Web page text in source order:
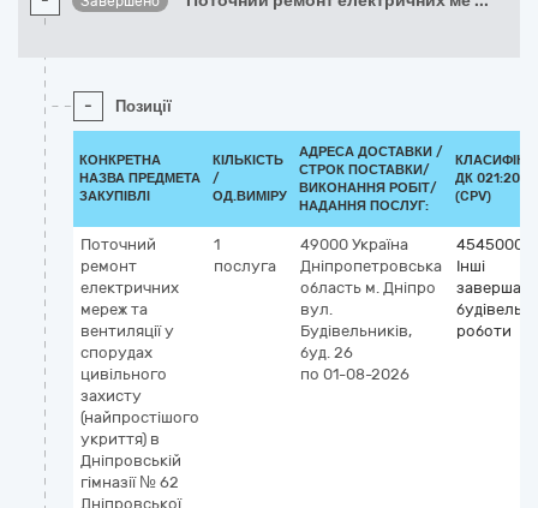
- Позиції
КОНКРЕТНА
НАЗВА ПРЕДМЕТА
ЗАКУПІВЛІ
КІЛЬКІСТЬ
/
ОД.ВИМІРУ
АДРЕСА ДОСТАВКИ /
СТРОК ПОСТАВКИ/
ВИКОНАННЯ РОБІТ/
НАДАННЯ ПОСЛУГ:
ДК 021:2015
(CPV)
Поточний
ремонт
електричних
мереж та
вентиляції у
спорудах
цивільного
захисту
(найпростішого
укриття) в
Дніпровській
гімназії № 62
Дніпровської
1
послуга
49000 Україна
Дніпропетровська
область м. Дніпро
вул.
Будівельників,
буд. 26
по 01-08-2026
Інші
будівельні
роботи